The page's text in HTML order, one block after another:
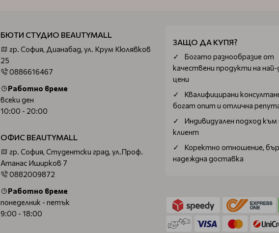
БЮТИ СТУДИО BEAUTYMALL
гр. София, Дианабад, ул. Крум Кюлявков
25
0886616467
Работно време
всеки ден
10:00 - 20:00
ОФИС BEAUTYMALL
гр. София, Студентски град, ул.Проф.
Атанас Иширков 7
0882009872
Работно време
понеделник - петък
9:00 - 18:00
ЗАЩО ДА КУПЯ?
Богатo разнообразие от
качествени продукти на
цени
Квалифицирани
богат опит и отлична
Индивидуален подход към
клиент
Коректно отношение,
надеждна доставка